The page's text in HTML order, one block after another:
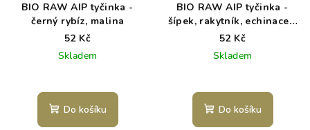
BIO RAW AIP tyčinka -
černý rybíz, malina
52 Kč
Skladem
Do košíku
BIO RAW AIP tyčinka -
šípek, rakytník, echinacea,
měsíček
52 Kč
Skladem
Do košíku